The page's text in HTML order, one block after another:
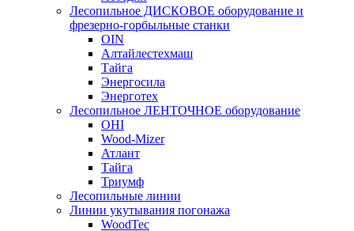
Лесопильное ДИСКОВОЕ оборудование и
фрезерно-горбыльные станки
OIN
Алтайлестехмаш
Тайга
Энергосила
Энерготех
Лесопильное ЛЕНТОЧНОЕ оборудование
OHI
Wood-Mizer
Атлант
Тайга
Триумф
Лесопильные линии
Линии укутывания погонажа
WoodTec